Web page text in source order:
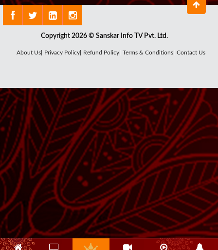
Copyright 2026 © Sanskar Info TV Pvt. Ltd.
About Us| Privacy Policy| Refund Policy| Terms & Conditions| Contact Us